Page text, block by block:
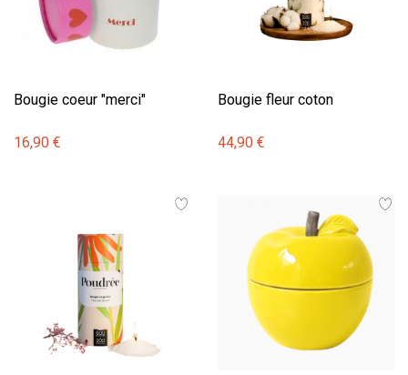
Bougie coeur "merci"
16,90 €
Bougie fleur coton
44,90 €